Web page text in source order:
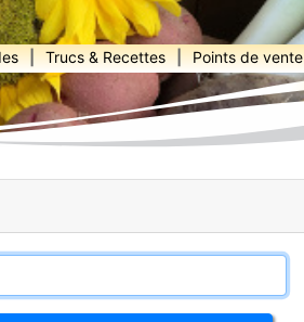
| Trucs & Recettes | Points de vente